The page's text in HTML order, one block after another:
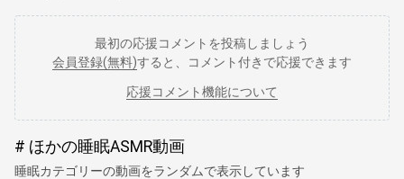
最初の応援コメントを投稿しましょう
会員登録(無料)すると、コメント付きで応援できます
応援コメント機能について
ほかの睡眠ASMR動画
睡眠カテゴリーの動画をランダムで表示しています